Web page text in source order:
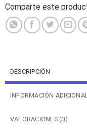
Comparte este
DESCRIPCIÓN
INFORMACIÓN ADICIONAL
VALORACIONES (0)